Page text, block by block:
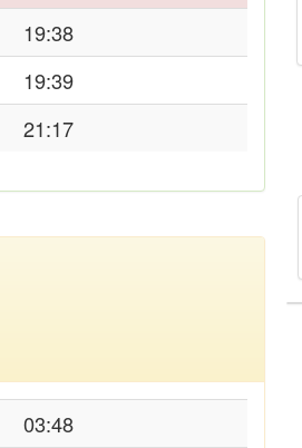
19:38
19:39
21:17
03:48